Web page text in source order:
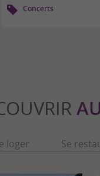
Concerts
loger Se